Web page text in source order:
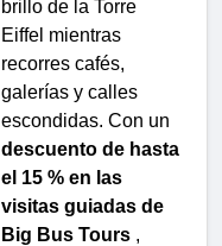
brillo de la Torre
Eiffel mientras
recorres cafés,
galerías y calles
escondidas. Con un
descuento de hasta
el 15 % en las
visitas guiadas de
Big Bus Tours ,